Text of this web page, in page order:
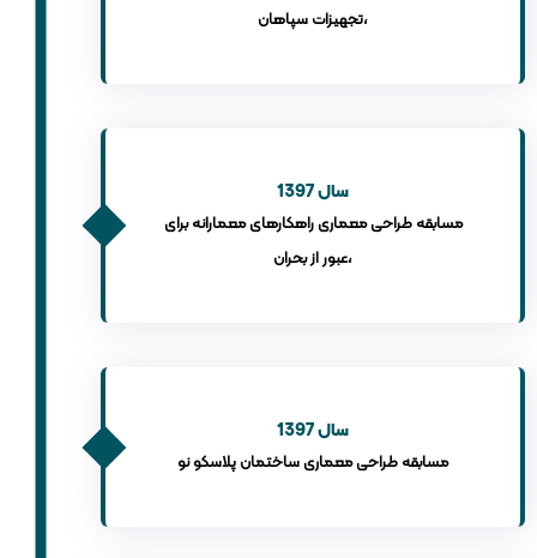
تجهیزات سپاهان،
سال 1397
مسابقه طراحی معماری راهکارهای معمارانه برای
عبور از بحران،
سال 1397
مسابقه طراحی معماری ساختمان پلاسکو نو